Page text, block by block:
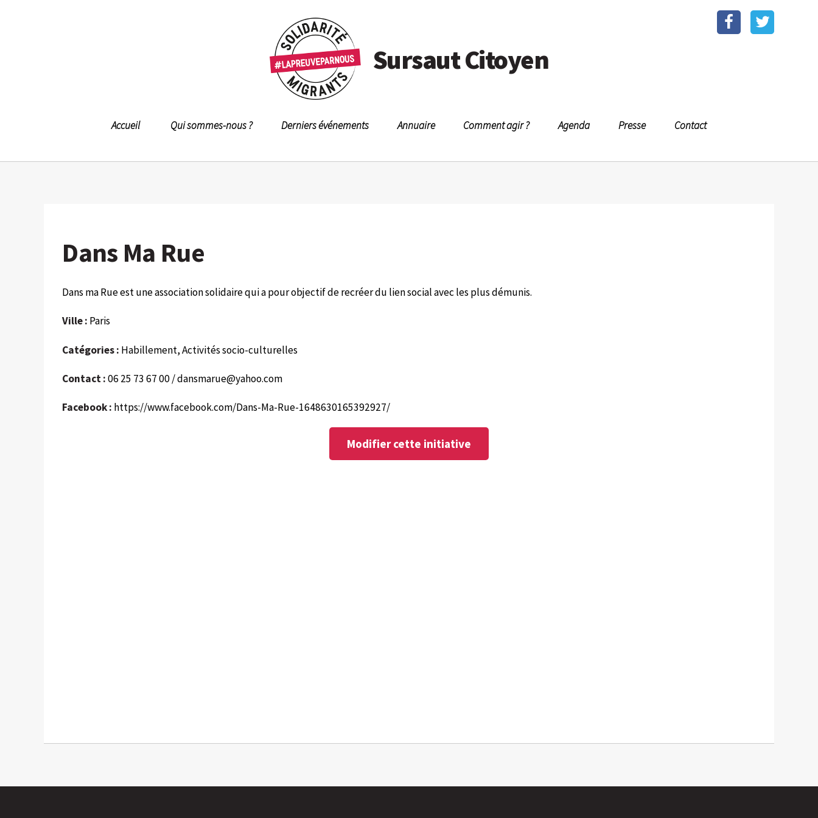
Sursaut Citoyen
Accueil Qui sommes-nous ? Derniers événements Annuaire Comment agir ? Agenda Presse Contact
Dans Ma Rue
Dans ma Rue est une association solidaire qui a pour objectif de recréer du lien social avec les plus démunis.
Ville : Paris
Catégories : Habillement, Activités socio-culturelles
Contact :06 25 73 67 00 /dansmarue@yahoo.com
Facebook : https://www.facebook.com/Dans-Ma-Rue-1648630165392927/
Modifier cette initiative